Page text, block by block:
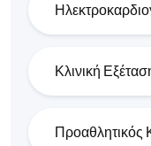
Κλινική
Προαθλητικός